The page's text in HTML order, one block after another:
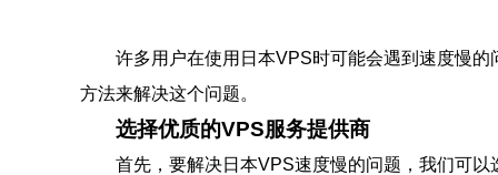
许多用户在使用日本VPS时可能会遇到速度慢
方法来解决这个问题。
选择优质的VPS服务提供商
首先，要解决日本VPS速度慢的问题，我们可